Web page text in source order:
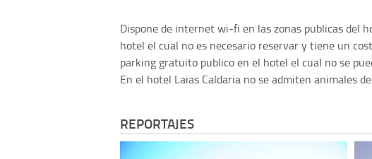
Dispone de internet wi-fi en las zonas publicas del
hotel el cual no es necesario reservar y tiene un
parking gratuito publico en el hotel el cual no se
En el hotel Laias Caldaria no se admiten animales
REPORTAJES